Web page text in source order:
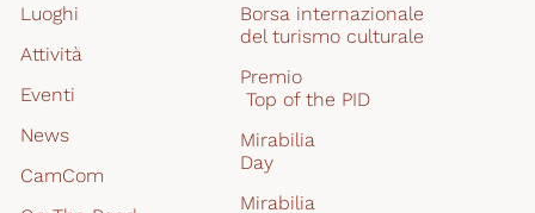
Luoghi
Attività
Eventi
News
CamCom
Borsa internazionale
del turismo culturale
Premio
Top of the PID
Mirabilia
Day
Mirabilia